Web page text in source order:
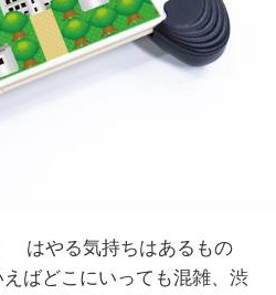
はやる気持ちはあるもの
ばどこにいっても混雑、渋